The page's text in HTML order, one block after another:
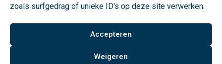
zoals surfgedrag of unieke ID's op deze site verwerken.
Accepteren
Weigeren
Für ROVA hat VConsyst ein System entwickelt, das das
Gewicht beim Aufnehmen eines Mini-Rollcontainers misst.